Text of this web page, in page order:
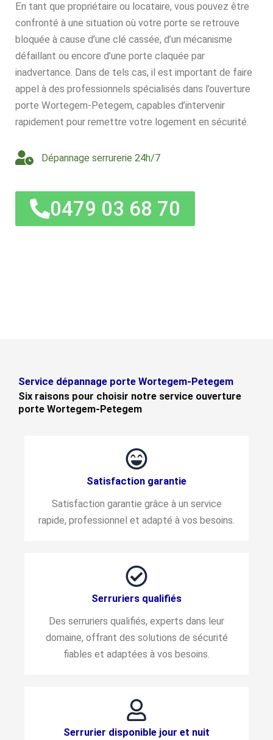
En tant que propriétaire ou locataire, vous pouvez être
confronté à une situation où votre porte se retrouve
bloquée à cause d’une clé cassée, d’un mécanisme
défaillant ou encore d’une porte claquée par
inadvertance. Dans de tels cas, il est important de faire
appel à des professionnels spécialisés dans l’ouverture
porte Wortegem-Petegem, capables d’intervenir
rapidement pour remettre votre logement en sécurité.
Dépannage serrurerie 24h/7
0479 03 68 70
Service dépannage porte Wortegem-Petegem
Six raisons pour choisir notre service ouverture
porte Wortegem-Petegem
Satisfaction garantie
Satisfaction garantie grâce à un service
rapide, professionnel et adapté à vos besoins.
Serruriers qualifiés
Des serruriers qualifiés, experts dans leur
domaine, offrant des solutions de sécurité
fiables et adaptées à vos besoins.
Serrurier disponible jour et nuit